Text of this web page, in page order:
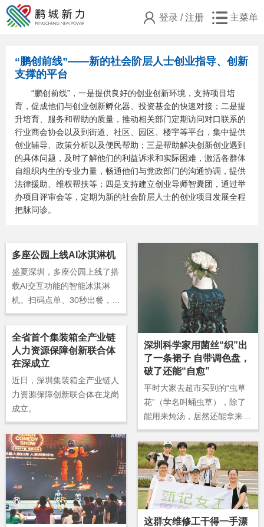
登录 /注册 主菜单
“鹏创前线”——新的社会阶层人士创业指导、创新
支撑的平台
“鹏创前线”，一是提供良好的创业创新环境，支持项目培
育，促成他们与创业创新孵化器、投资基金的快速对接；二是提
升培育、服务和帮助的质量，推动相关部门定期访问对口联系的
行业商会协会以及到街道、社区、园区、楼宇等平台，集中提供
创业辅导、政策分析以及便民帮助；三是帮助解决创新创业遇到
的具体问题，及时了解他们的利益诉求和实际困难，激活各群体
自组织内生的专业力量，畅通他们与党政部门的沟通协调，提供
法律援助、维权帮扶等；四是支持建立创业导师智囊团，通过举
办项目评审会等，定期为新的社会阶层人士的创业项目发展全程
把脉问诊。
多座公园上线AI冰淇淋机
盛夏深圳，多座公园上线了搭
载AI交互功能的智能冰淇淋
机。扫码点单、30秒出餐，游
客等待期间可与屏幕中的“AI
点、卫生间、停车场等导览信
息，还能回应孩子的科普提
问。
深圳科学家用菌丝“织”出
了一条裙子 自带调色盘，
破了还能“自愈”
平时大家去超市买到的“虫草
花”（学名叫蛹虫草），除了
能用来炖汤，居然还能拿来做
衣服？7月25日，中国科学院
深圳先进技术研究院的钟超团
队，在国际知名期刊《科学进
展》上发表了一项非常酷的研
究：他们利用蛹虫草的菌丝，
成功“织”出了一条具备生命活
性的连衣裙！
全省首个集装箱全产业链
人力资源保障创新联合体
在深成立
近日，深圳集装箱全产业链人
力资源保障创新联合体在龙岗
成立。
这群女维修工干得一手漂